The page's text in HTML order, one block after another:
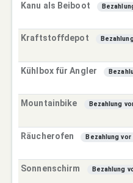
Kanu als Beiboot
Kraftstoffdepot
Kühlbox für Angler
Mountainbike
Bezahlung
Räucherofen
Bezahlung vor
Sonnenschirm
Bezahlung